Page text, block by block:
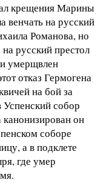
крещения Марины
венчать на русский
Романова, но
на русский престол
умерщвлен
отказ Гермогена
на бой за
собор
он
соборе
а в подклете
где умер